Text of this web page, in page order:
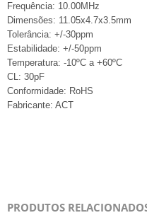
Frequência: 10.00MHz
Dimensões: 11.05x4.7x3.5mm
Tolerância: +/-30ppm
Estabilidade: +/-50ppm
Temperatura: -10ºC a +60ºC
CL: 30pF
Conformidade: RoHS
Fabricante: ACT
PRODUTOS